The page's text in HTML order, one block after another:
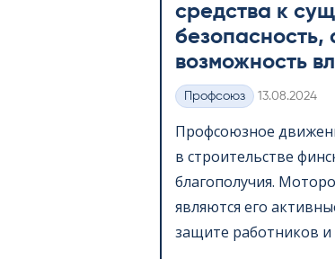
средства к
безопасность,
возможность
Категории
Профсоюз Kirjoitettu
13.08.2024
Профсоюзное
в строительстве
благополучия.
являются его
защите работников и